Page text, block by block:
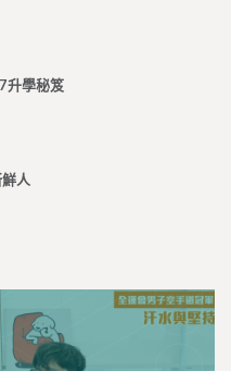
升學秘笈
鮮人